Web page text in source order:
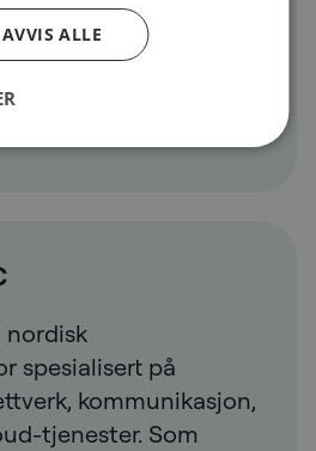
optimalisering,
av energi, i tillegg til
Les mer på
nordisk
spesialisert på
kommunikasjon,
tjenester. Som
AVVIS ALLE